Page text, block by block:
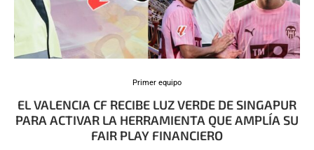
Primer equipo
EL VALENCIA CF RECIBE LUZ VERDE DE SINGAPUR
PARA ACTIVAR LA HERRAMIENTA QUE AMPLÍA SU
FAIR PLAY FINANCIERO